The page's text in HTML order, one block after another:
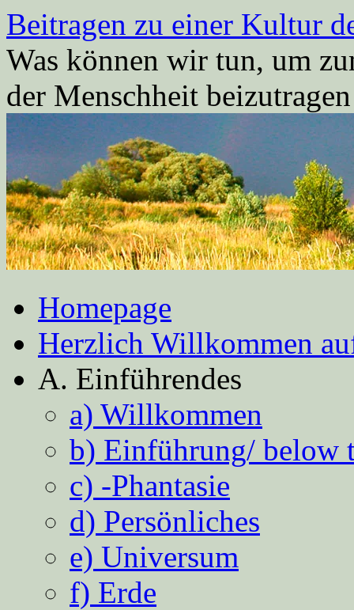
Zum
Inhalt
springen
Beitragen zu einer Kultur
Was können wir tun, um
der Menschheit
Homepage
Herzlich Willkommen
A. Einführendes
a) Willkommen
b) Einführung/ below
c) -Phantasie
d) Persönliches
e) Universum
f) Erde